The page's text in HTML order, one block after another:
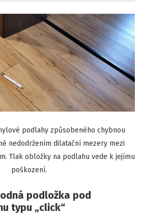
podlahy způsobeného chybnou
nedodržením dilatační mezery mezi
Tlak obložky na podlahu vede k jejímu
poškození.
podložka pod
typu „click“